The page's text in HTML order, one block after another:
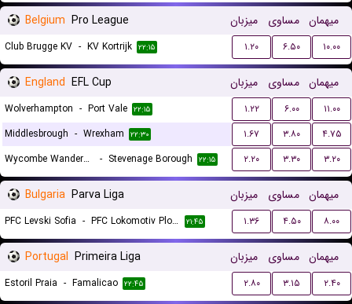
Belgium Pro League میزبان مساوی میهمان
Club Brugge KV - KV Kortrijk ۲۲:۱۵ ۱.۲۰ ۶.۵۰ ۱۰.۰۰
England EFL Cup میزبان مساوی میهمان
Wolverhampton - Port Vale ۲۲:۱۵ ۱.۲۲ ۶.۰۰
۱۱.۰۰
Middlesbrough - Wrexham ۲۲:۳۰ ۱.۶۷ ۳.۸۰
۴.۷۵
Wycombe Wanderers
- Stevenage Borough ۲۲:۱۵ ۲.۲۰ ۳.۳۰ ۳.۲۰
Bulgaria Parva Liga میزبان مساوی میهمان
PFC Levski Sofia - PFC Lokomotiv Plovdiv 1936 ۲۱:۴۵ ۱.۳۶ ۴.۵۰ ۸.۰۰
Portugal Primeira Liga میزبان مساوی میهمان
Estoril Praia - Famalicao ۲۲:۴۵ ۲.۸۰ ۳.۱۵ ۲.۴۰